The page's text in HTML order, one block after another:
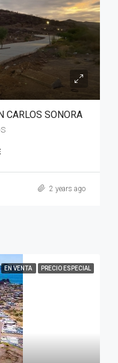
CARLOS SONORA
2 years ago
EN VENTA PRECIO ESPECIAL